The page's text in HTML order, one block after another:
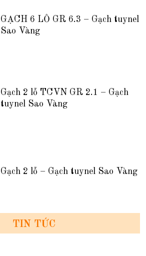
GẠCH 6 LỖ GR 6.3 – Gạch tuynel
Sao Vàng
Gạch 2 lỗ TCVN GR 2.1 – Gạch
tuynel Sao Vàng
Gạch 2 lỗ – Gạch tuynel Sao Vàng
TIN TỨC